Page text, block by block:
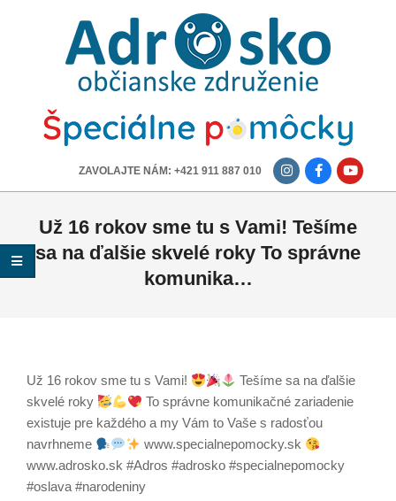
ADROSKO
OBČIANSKE
ZDRUŽENIE
ZAVOLAJTE NÁM: +421 911 887 010
Už 16 rokov sme tu s Vami! Tešíme
sa na ďalšie skvelé roky To správne
komunika…
Už 16 rokov sme tu s Vami!
Tešíme sa na ďalšie
skvelé roky
To správne komunikačné zariadenie
existuje pre každého a my Vám to Vaše s radosťou
navrhneme
www.specialnepomocky.sk
www.adrosko.sk #Adros #adrosko #specialnepomocky
#oslava #narodeniny